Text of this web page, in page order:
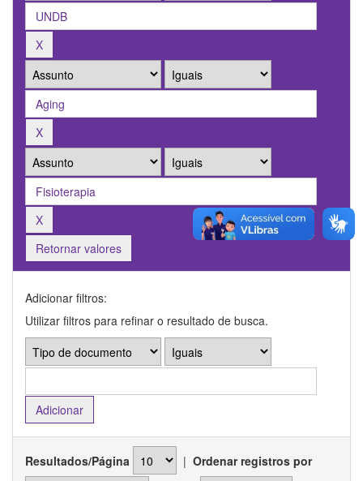
Retornar valores
Adicionar filtros:
Utilizar filtros para refinar o resultado de busca.
Resultados/Página | Ordenar registros por